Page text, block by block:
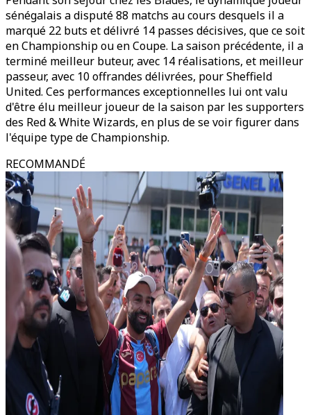
sénégalais a disputé 88 matchs au cours desquels il a
marqué 22 buts et délivré 14 passes décisives, que ce soit
en Championship ou en Coupe. La saison précédente, il a
terminé meilleur buteur, avec 14 réalisations, et meilleur
passeur, avec 10 offrandes délivrées, pour Sheffield
United. Ces performances exceptionnelles lui ont valu
d'être élu meilleur joueur de la saison par les supporters
des Red & White Wizards, en plus de se voir figurer dans
l'équipe type de Championship.
RECOMMANDÉ